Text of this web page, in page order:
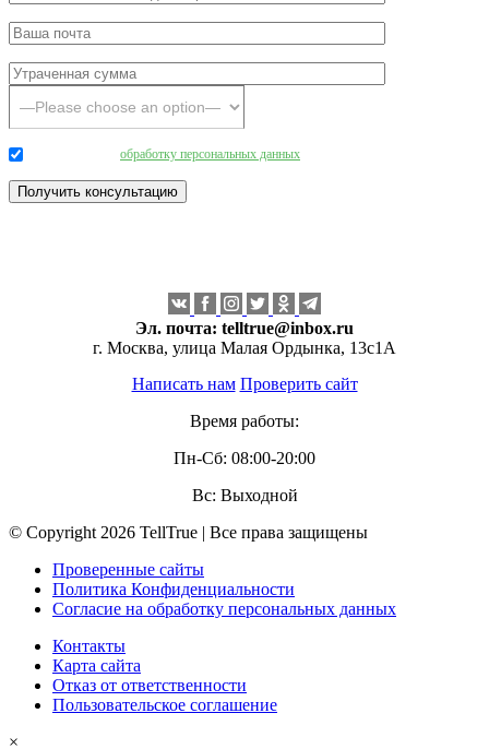
обработку персональных данных
Эл. почта: telltrue@inbox.ru
г. Москва, улица Малая Ордынка, 13с1А
Написать нам Проверить сайт
Время работы:
Пн-Сб: 08:00-20:00
Вс: Выходной
© Copyright 2026 TellTrue | Все права защищены
Проверенные сайты
Политика Конфиденциальности
Согласие на обработку персональных данных
Контакты
Карта сайта
Отказ от ответственности
Пользовательское соглашение
×